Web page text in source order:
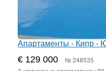
Апартаменты - Кипр -
€ 129 000 № 248535